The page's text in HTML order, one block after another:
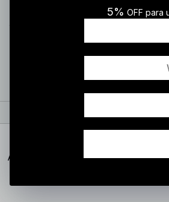
na textura do couro, criando uma
jeans, com saia midi, com vestido
no cano e a aba característica do estilo
visual com aquele detalhe que só uma
feita para durar e ser usada com muito
Especificações
5% OFF para